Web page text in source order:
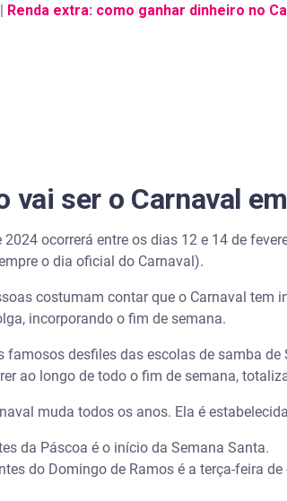
Renda extra: como ganhar dinheiro no
vai ser o Carnaval
2024 ocorrerá entre os dias 12 e 14 de
o dia oficial do Carnaval).
costumam contar que o Carnaval
incorporando o fim de semana.
famosos desfiles das escolas de samba
ao longo de todo o fim de semana,
muda todos os anos. Ela é
da Páscoa é o início da Semana Santa.
do Domingo de Ramos é a terça-feira de